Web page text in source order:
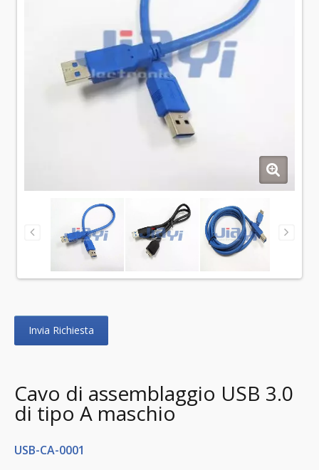
Invia Richiesta
Cavo di assemblaggio USB 3.0
di tipo A maschio
USB-CA-0001